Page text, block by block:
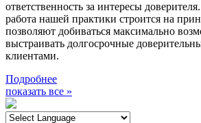
ответственность за интересы
работа нашей практики строится на
позволяют добиваться максимально
выстраивать долгосрочные
клиентами.
Подробнее
показать все »